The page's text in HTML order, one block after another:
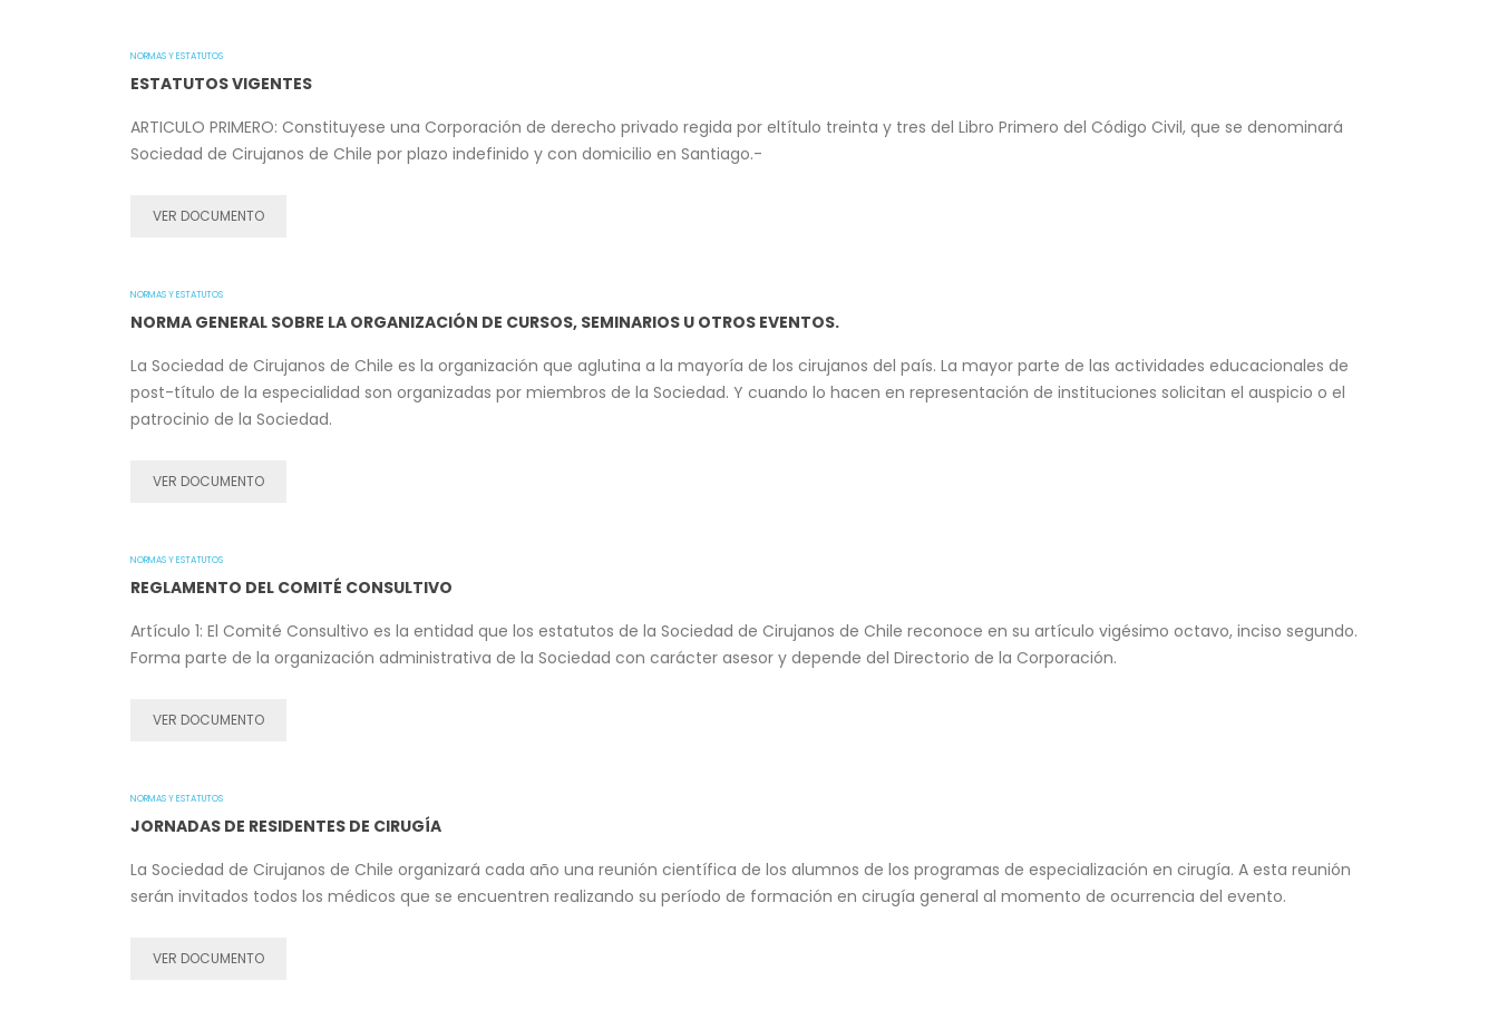
NORMAS Y ESTATUTOS
ESTATUTOS VIGENTES
ARTICULO PRIMERO: Constituyese una Corporación de derecho privado regida por eltítulo treinta y tres del Libro Primero del Código Civil, que se denominará
Sociedad de Cirujanos de Chile por plazo indefinido y con domicilio en Santiago.-
VER DOCUMENTO
NORMAS Y ESTATUTOS
NORMA GENERAL SOBRE LA ORGANIZACIÓN DE CURSOS, SEMINARIOS U OTROS EVENTOS.
La Sociedad de Cirujanos de Chile es la organización que aglutina a la mayoría de los cirujanos del país. La mayor parte de las actividades educacionales de
post-título de la especialidad son organizadas por miembros de la Sociedad. Y cuando lo hacen en representación de instituciones solicitan el auspicio o el
patrocinio de la Sociedad.
VER DOCUMENTO
NORMAS Y ESTATUTOS
REGLAMENTO DEL COMITÉ CONSULTIVO
Artículo 1: El Comité Consultivo es la entidad que los estatutos de la Sociedad de Cirujanos de Chile reconoce en su artículo vigésimo octavo, inciso segundo.
Forma parte de la organización administrativa de la Sociedad con carácter asesor y depende del Directorio de la Corporación.
VER DOCUMENTO
NORMAS Y ESTATUTOS
JORNADAS DE RESIDENTES DE CIRUGÍA
La Sociedad de Cirujanos de Chile organizará cada año una reunión científica de los alumnos de los programas de especialización en cirugía. A esta reunión
serán invitados todos los médicos que se encuentren realizando su período de formación en cirugía general al momento de ocurrencia del evento.
VER DOCUMENTO